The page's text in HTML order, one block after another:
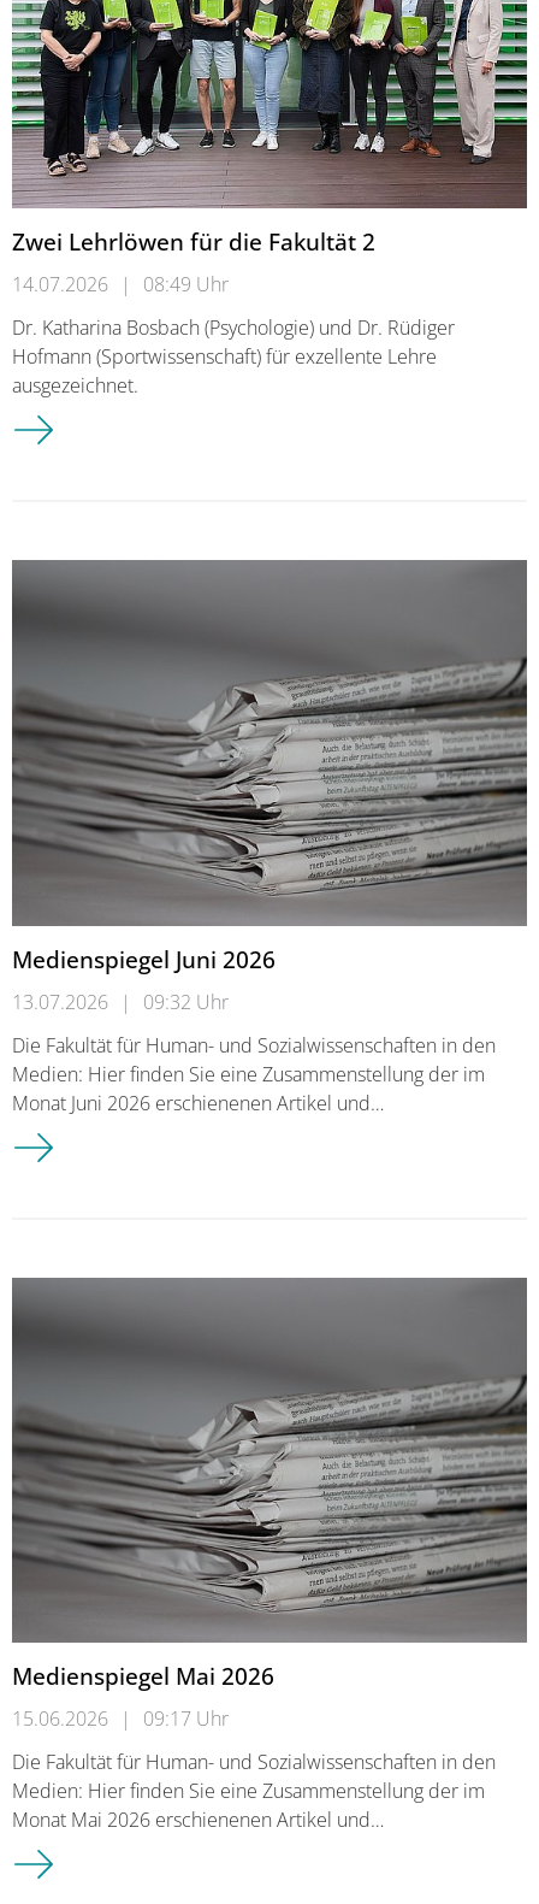
Zwei Lehrlöwen für die Fakultät 2
14.07.2026 |
08:49 Uhr
Dr. Katharina Bosbach (Psychologie) und Dr. Rüdiger
Hofmann (Sportwissenschaft) für exzellente Lehre
ausgezeichnet.
Zwei Lehrlöwen für die Fakultät 2
Medienspiegel Juni 2026
13.07.2026 |
09:32 Uhr
Die Fakultät für Human- und Sozialwissenschaften in den
Medien: Hier finden Sie eine Zusammenstellung der im
Monat Juni 2026 erschienenen Artikel und…
Medienspiegel Juni 2026
Medienspiegel Mai 2026
15.06.2026 |
09:17 Uhr
Die Fakultät für Human- und Sozialwissenschaften in den
Medien: Hier finden Sie eine Zusammenstellung der im
Monat Mai 2026 erschienenen Artikel und…
Medienspiegel Mai 2026